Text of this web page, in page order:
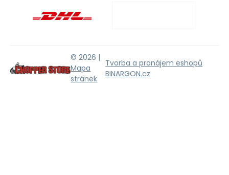
© 2026 |
Mapa
stránek
Tvorba a pronájem eshopů
BINARGON.cz